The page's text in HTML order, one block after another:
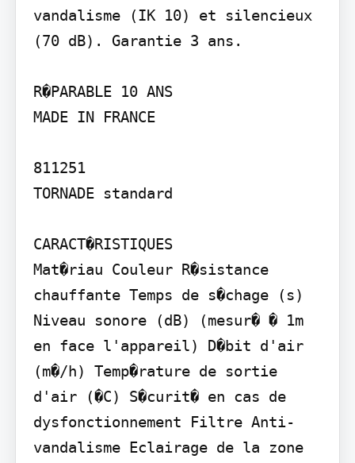
vandalisme (IK 10) et silencieux
(70 dB). Garantie 3 ans.
R�PARABLE 10 ANS
MADE IN FRANCE
811251
TORNADE standard
CARACT�RISTIQUES
Mat�riau Couleur R�sistance
chauffante Temps de s�chage (s)
Niveau sonore (dB) (mesur� � 1m
en face l'appareil) D�bit d'air
(m�/h) Temp�rature de sortie
d'air (�C) S�curit� en cas de
dysfonctionnement Filtre Anti-
vandalisme Eclairage de la zone